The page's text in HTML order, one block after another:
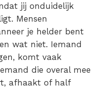
jij onduidelijk
Mensen
je helder bent
wat niet. Iemand
komt vaak
die overal mee
afhaakt of half